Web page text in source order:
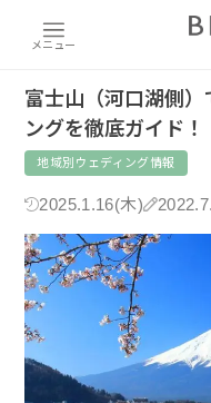
メニュー
富士山（河口湖側）
ングを徹底ガイド！
地域別ウェディング情報
2025.1.16(木)